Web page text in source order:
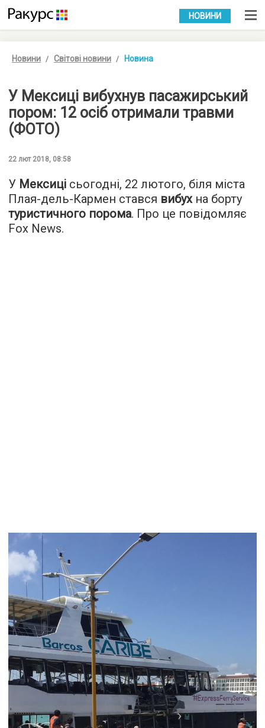
УКР РУС
НОВИНИ
Новини Світові новини Новина
У Мексиці вибухнув пасажирський
пором: 12 осіб отримали травми
(ФОТО)
22 лют 2018, 08:58
У Мексиці сьогодні, 22 лютого, біля міста
Плая-дель-Кармен стався вибухна борту
туристичного порома. Про це повідомляє
Fox News.